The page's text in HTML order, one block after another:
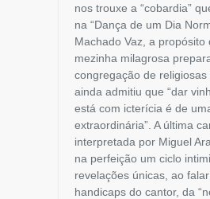
nos trouxe a “cobardia”
na “Dança de um Dia
Machado Vaz, a propósito
mezinha milagrosa
congregação de religiosas
ainda admitiu que “dar
está com icterícia é de
extraordinária”. A última
interpretada por Miguel
na perfeição um ciclo
revelações únicas, ao
handicaps do cantor, da